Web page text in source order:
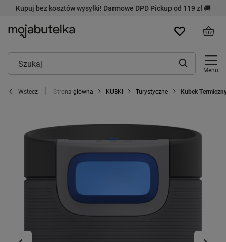
Kupuj bez kosztów wysyłki! Darmowe DPD Pickup od 119 zł 🚚
Menu
Wstecz Strona główna KUBKI Turystyczne Kubek